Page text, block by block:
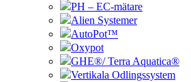
PH – EC-mätare
Alien Systemer
AutoPot™
Oxypot
GHE®/ Terra Aquatica®
Vertikala Odlingssystem